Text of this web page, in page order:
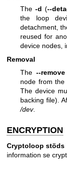
The -d (--
the loop
detachment,
reused for
device nodes,
Removal
The--remove
node from
The device
backing file).
/dev.
ENCRYPTION
Cryptoloop stöds
information se